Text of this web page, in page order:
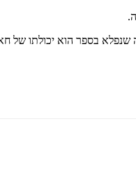
שנפלא בספר הוא יכולתו של